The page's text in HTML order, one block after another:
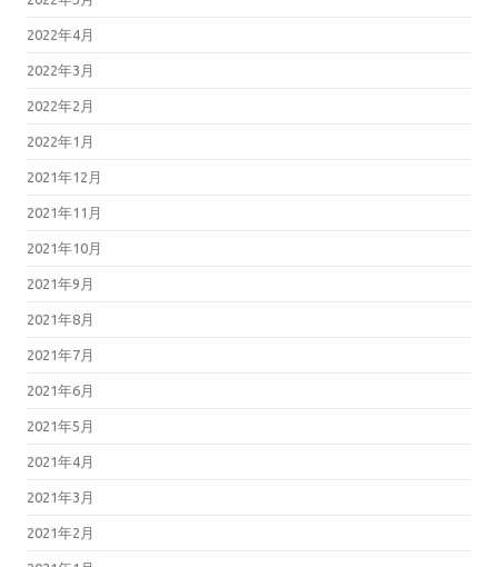
2022年4月
2022年3月
2022年2月
2022年1月
2021年12月
2021年11月
2021年10月
2021年9月
2021年8月
2021年7月
2021年6月
2021年5月
2021年4月
2021年3月
2021年2月